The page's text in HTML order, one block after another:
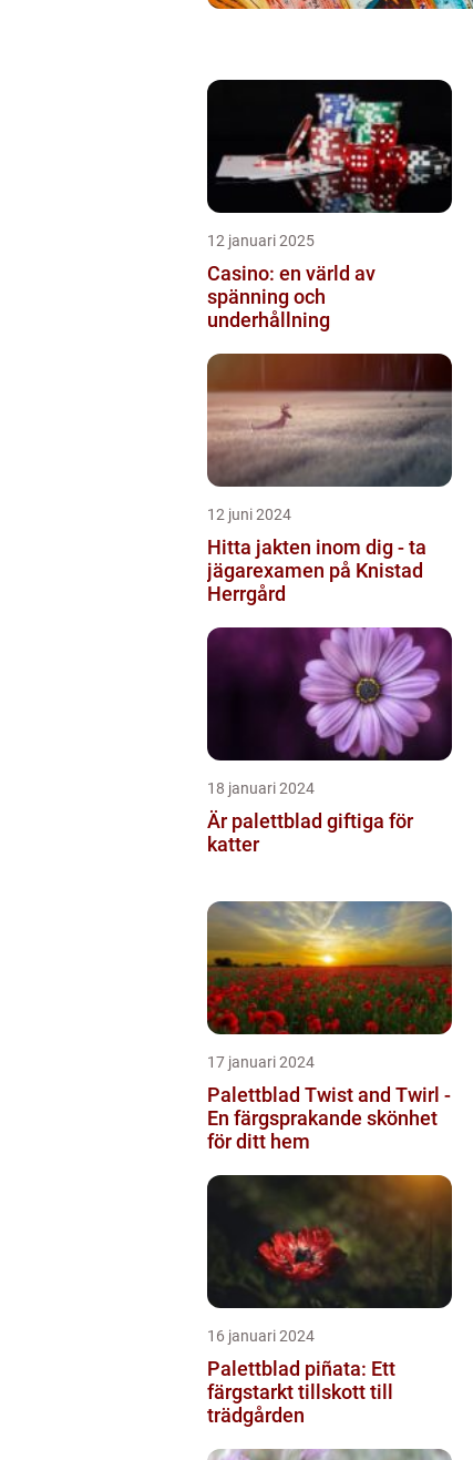
12 januari 2025
Casino: en värld av
spänning och
underhållning
12 juni 2024
Hitta jakten inom dig - ta
jägarexamen på Knistad
Herrgård
18 januari 2024
Är palettblad giftiga för
katter
17 januari 2024
Palettblad Twist and Twirl -
En färgsprakande skönhet
för ditt hem
16 januari 2024
Palettblad piñata: Ett
färgstarkt tillskott till
trädgården